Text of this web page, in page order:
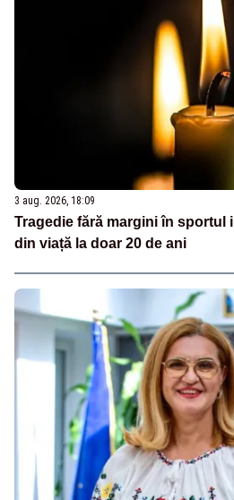
3 aug. 2026, 18:09
Tragedie fără margini în sportul
din viață la doar 20 de ani